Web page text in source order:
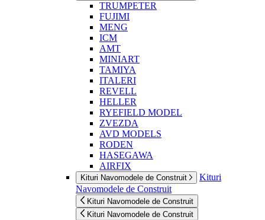
TRUMPETER
FUJIMI
MENG
ICM
AMT
MINIART
TAMIYA
ITALERI
REVELL
HELLER
RYEFIELD MODEL
ZVEZDA
AVD MODELS
RODEN
HASEGAWA
AIRFIX
Kituri Navomodele de Construit
Kituri
Navomodele de Construit
Kituri Navomodele de Construit
Kituri Navomodele de Construit